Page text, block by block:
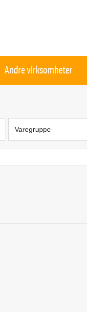
Andre virksomheter
Varegruppe